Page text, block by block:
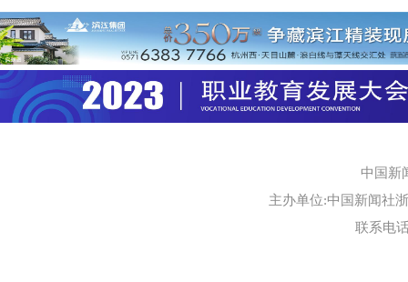
中国新
主办单位:中国新闻社
联系电